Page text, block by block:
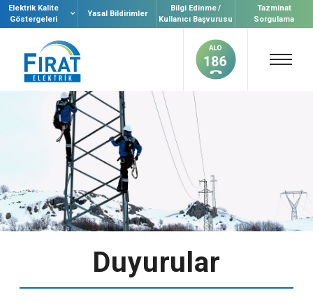
Elektrik Kalite
Göstergeleri
Yasal Bildirimler
Bilgi Edinme /
Kullanıcı Başvurusu
Tazminat
Sorgulama
Duyurular